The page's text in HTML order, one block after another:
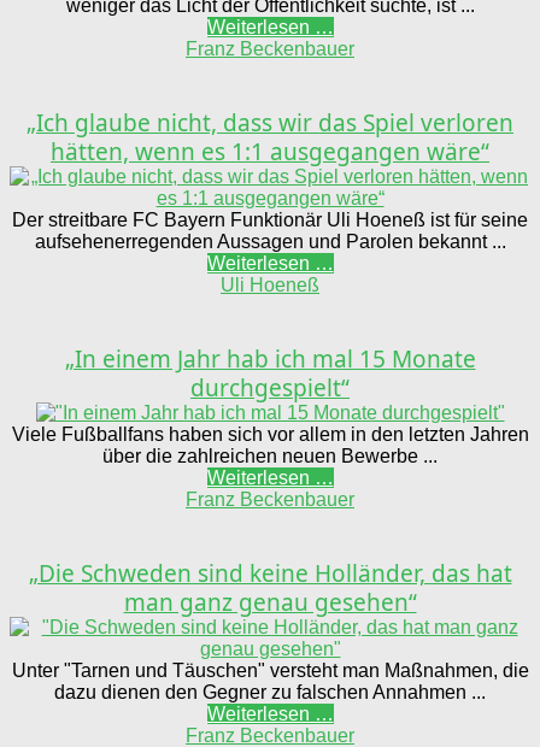
weniger das Licht der Öffentlichkeit suchte, ist ...
Weiterlesen …
Franz Beckenbauer
„Ich glaube nicht, dass wir das Spiel verloren
hätten, wenn es 1:1 ausgegangen wäre“
Der streitbare FC Bayern Funktionär Uli Hoeneß ist für seine
aufsehenerregenden Aussagen und Parolen bekannt ...
Weiterlesen …
Uli Hoeneß
„In einem Jahr hab ich mal 15 Monate
durchgespielt“
Viele Fußballfans haben sich vor allem in den letzten Jahren
über die zahlreichen neuen Bewerbe ...
Weiterlesen …
Franz Beckenbauer
„Die Schweden sind keine Holländer, das hat
man ganz genau gesehen“
Unter "Tarnen und Täuschen" versteht man Maßnahmen, die
dazu dienen den Gegner zu falschen Annahmen ...
Weiterlesen …
Franz Beckenbauer